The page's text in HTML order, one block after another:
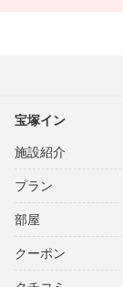
宝塚イン
施設紹介
プラン
部屋
クーポン